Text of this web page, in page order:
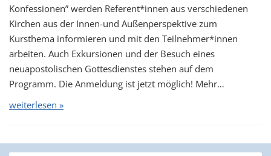
Konfessionen” werden Referent*innen aus verschiedenen
Kirchen aus der Innen-und Außenperspektive zum
Kursthema informieren und mit den Teilnehmer*innen
arbeiten. Auch Exkursionen und der Besuch eines
neuapostolischen Gottesdienstes stehen auf dem
Programm. Die Anmeldung ist jetzt möglich! Mehr…
weiterlesen »